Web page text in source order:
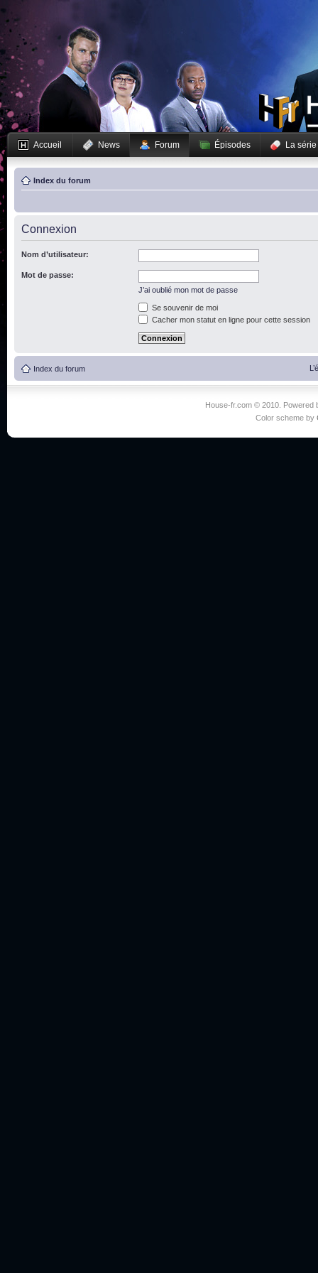
Accueil News Forum Épisodes La série
Index du forum
Connexion
Nom d’utilisateur:
Mot de passe:
J’ai oublié mon mot de passe
Se souvenir de moi
Cacher mon statut en ligne pour cette session
Index du forum
House-fr.com © 2010. Powered
Color scheme by